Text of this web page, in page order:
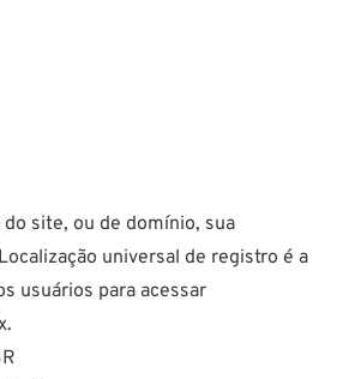
site, ou de domínio, sua
universal de registro é a
usuários para acessar